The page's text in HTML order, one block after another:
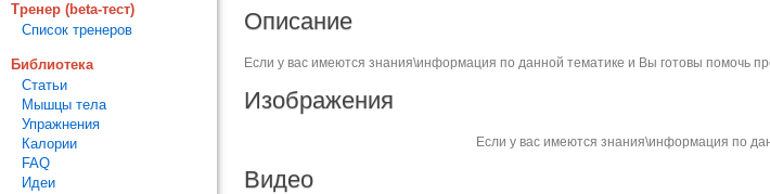
Описание
Если у вас имеются знания\информация по данной тематике и Вы готовы помочь
Изображения
Если у вас имеются знания\информация по
Видео
Тренер (beta-тест)
Список тренеров
Библиотека
Статьи
Мышцы тела
Упражнения
Калории
FAQ
Идеи